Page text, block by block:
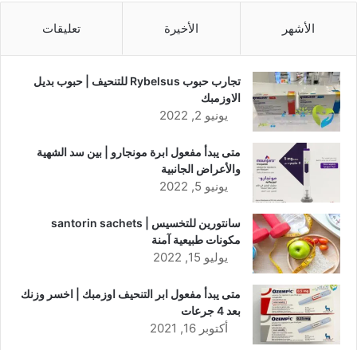
الأشهر الأخيرة تعليقات
تجارب حبوب Rybelsus للتنحيف | حبوب بديل
الاوزمبك
يونيو 2, 2022
متى يبدأ مفعول ابرة مونجارو | بين سد الشهية
والأعراض الجانبية
يونيو 5, 2022
سانتورين للتخسيس | santorin sachets
مكونات طبيعية آمنة
يوليو 15, 2022
متى يبدأ مفعول ابر التنحيف اوزمبك | اخسر وزنك
بعد 4 جرعات
أكتوبر 16, 2021